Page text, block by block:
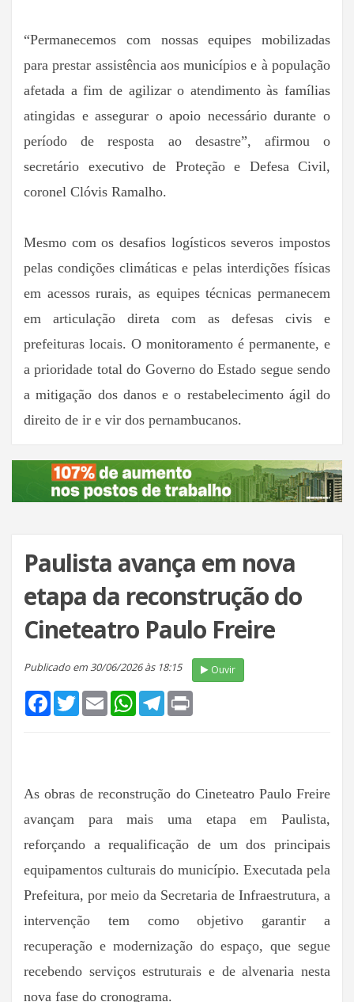
“Permanecemos com nossas equipes mobilizadas
para prestar assistência aos municípios e à população
afetada a fim de agilizar o atendimento às famílias
atingidas e assegurar o apoio necessário durante o
período de resposta ao desastre”, afirmou o
secretário executivo de Proteção e Defesa Civil,
coronel Clóvis Ramalho.
Mesmo com os desafios logísticos severos impostos
pelas condições climáticas e pelas interdições físicas
em acessos rurais, as equipes técnicas permanecem
em articulação direta com as defesas civis e
prefeituras locais. O monitoramento é permanente, e
a prioridade total do Governo do Estado segue sendo
a mitigação dos danos e o restabelecimento ágil do
direito de ir e vir dos pernambucanos.
Paulista avança em nova
etapa da reconstrução do
Cineteatro Paulo Freire
Publicado em 30/06/2026 às 18:15 Ouvir
FacebookTwitterEmail WhatsAppTelegram
As obras de reconstrução do Cineteatro Paulo Freire
avançam para mais uma etapa em Paulista,
reforçando a requalificação de um dos principais
equipamentos culturais do município. Executada pela
Prefeitura, por meio da Secretaria de Infraestrutura, a
intervenção tem como objetivo garantir a
recuperação e modernização do espaço, que segue
recebendo serviços estruturais e de alvenaria nesta
nova fase do cronograma.